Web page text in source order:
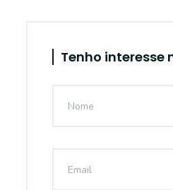
Tenho interesse